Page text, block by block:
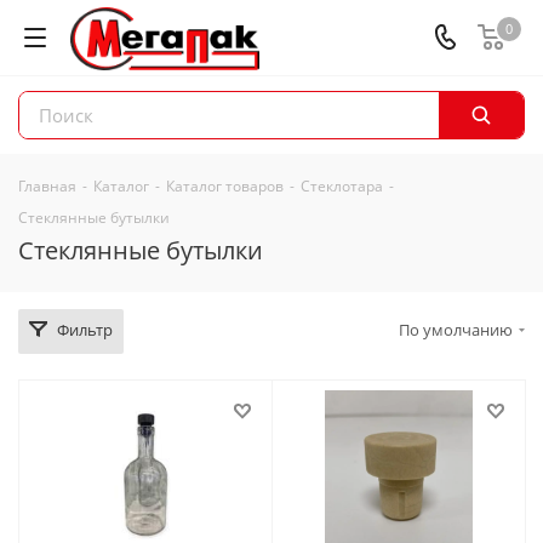
0
Главная - Каталог - Каталог товаров - Стеклотара -
Стеклянные бутылки
Стеклянные бутылки
Фильтр По умолчанию